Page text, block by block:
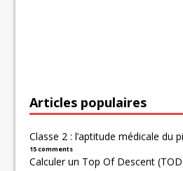
Articles populaires
Classe 2 : l’aptitude médicale du
15 comments
Calculer un Top Of Descent